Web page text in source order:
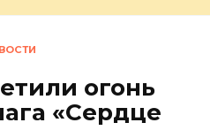
огонь
«Сердце